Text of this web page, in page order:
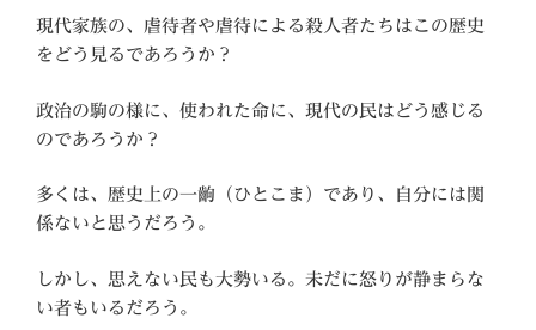
現代家族の、虐待者や虐待による殺人者たちはこの歴史
をどう見るであろうか？
政治の駒の様に、使われた命に、現代の民はどう感じる
のであろうか？
多くは、歴史上の一齣（ひとこま）であり、自分には関
係ないと思うだろう。
しかし、思えない民も大勢いる。未だに怒りが静まらな
い者もいるだろう。